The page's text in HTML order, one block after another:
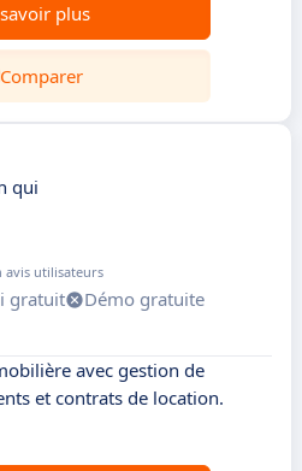
plus
Comparer
qui
avis utilisateurs
gratuit
Démo gratuite
avec gestion de
et contrats de location.